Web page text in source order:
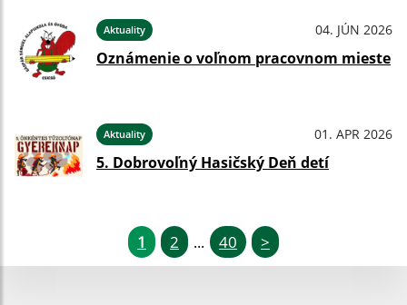
Aktuality 04. JÚN 2026
Oznámenie o voľnom pracovnom mieste
Aktuality 01. APR 2026
5. Dobrovoľný Hasičský Deň detí
1 2 ... 40 >